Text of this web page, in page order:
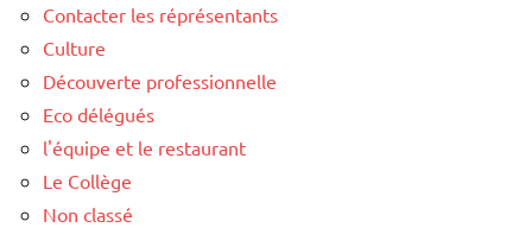
Contacter les réprésentants
Culture
Découverte professionnelle
Eco délégués
l'équipe et le restaurant
Le Collège
Non classé